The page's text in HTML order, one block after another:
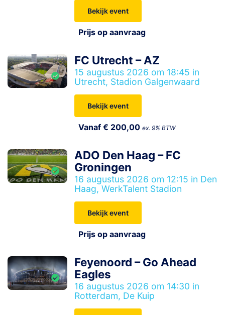
Bekijk event
Prijs op aanvraag
FC Utrecht – AZ
15 augustus 2026 om 18:45 in
Utrecht, Stadion Galgenwaard
Bekijk event
Vanaf € 200,00ex. 9% BTW
ADO Den Haag – FC
Groningen
16 augustus 2026 om 12:15 in Den
Haag, WerkTalent Stadion
Bekijk event
Prijs op aanvraag
Feyenoord – Go Ahead
Eagles
16 augustus 2026 om 14:30 in
Rotterdam, De Kuip